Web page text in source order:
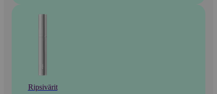
Ripsivärit